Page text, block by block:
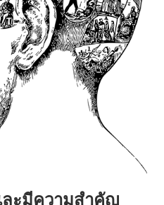
ละมีความสำคัญ